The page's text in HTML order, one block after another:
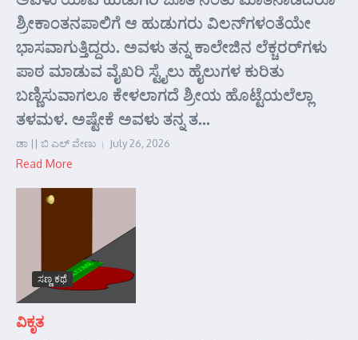
ಶ್ರೀಕಾಂತನಪಾಲಿಗೆ ಆ ಹುಡುಗರು ವಿಲನ್‌ಗಳಂತೆಯೇ
ಭಾಸವಾಗುತ್ತಿದ್ದರು. ಅವಳು ತನ್ನ ಕಾಲೇಜಿನ ಲೆಕ್ಚರರ್‌ಗಳು
ಪಾಠ ಮಾಡುವ ವೈಖರಿ ಸ್ಟೈಲು ಹೈಲುಗಳ ಕುರಿತು
ಬಣ್ಣಿಸುವಾಗಲೂ ಕೇಳಲಾಗದೆ ಶ್ರೀಯ ಹೊಟ್ಟೆಯಲೆಲ್ಲಾ
ತಳಮಳ. ಅಷ್ಟೇಕೆ ಅವಳು ತನ್ನ ತ...
ಡಾ || ಬಿ ಎಲ್ ವೇಣು July 26, 2026
Read More
ಸಣ್ಣ ಕಥೆ
ವಿಕೃತ